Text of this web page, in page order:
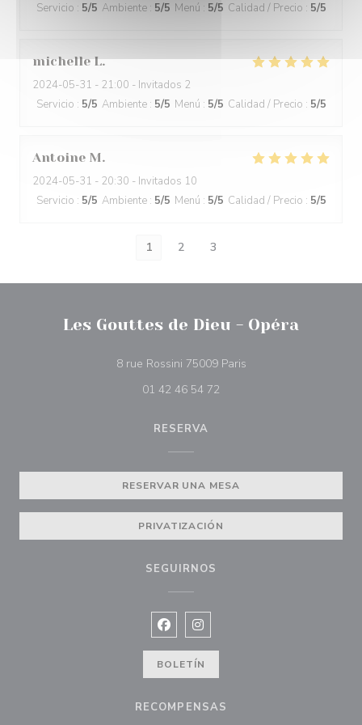
Servicio : 5/5 Ambiente : 5/5 Menú : 5/5 Calidad / Precio : 5/5
michelle L
2024-05-31 - 21:00 - Invitados 2
Servicio : 5/5 Ambiente : 5/5 Menú : 5/5 Calidad / Precio : 5/5
Antoine M
2024-05-31 - 20:30 - Invitados 10
Servicio : 5/5 Ambiente : 5/5 Menú : 5/5 Calidad / Precio : 5/5
1 2 3
Les Gouttes de Dieu - Opéra
8 rue Rossini 75009 Paris((abre en una nueva
01 42 46 54 72
RESERVA
RESERVAR UNA MESA
PRIVATIZACIÓN
SEGUIRNOS
Facebook ((abre en una nueva
Instagram ((abre en una
BOLETÍN
RECOMPENSAS